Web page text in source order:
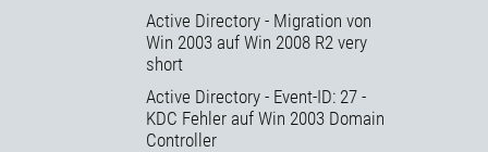
Active Directory - Migration von
Win 2003 auf Win 2008 R2 very
short
Active Directory - Event-ID: 27 -
KDC Fehler auf Win 2003 Domain
Controller